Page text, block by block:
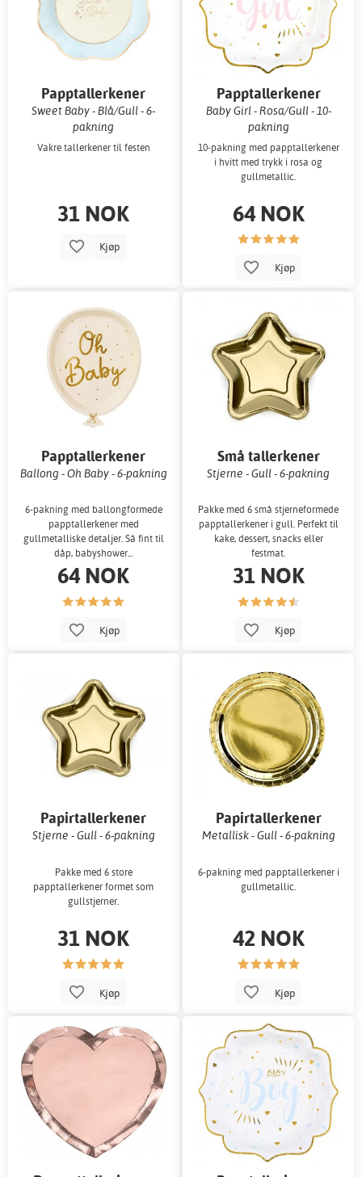
Papptallerkener
Sweet Baby - Blå/Gull - 6-
pakning
Vakre tallerkener til festen
31 NOK
Kjøp
Papptallerkener
Baby Girl - Rosa/Gull - 10-
pakning
10-pakning med papptallerkener
i hvitt med trykk i rosa og
gullmetallic.
64 NOK
Kjøp
Papptallerkener
Ballong - Oh Baby - 6-pakning
6-pakning med ballongformede
papptallerkener med
gullmetalliske detaljer. Så fint til
dåp, babyshower...
64 NOK
Kjøp
Små tallerkener
Stjerne - Gull - 6-pakning
Pakke med 6 små stjerneformede
papptallerkener i gull. Perfekt til
kake, dessert, snacks eller
festmat.
31 NOK
Kjøp
Papirtallerkener
Stjerne - Gull - 6-pakning
Pakke med 6 store
papptallerkener formet som
gullstjerner.
31 NOK
Kjøp
Papirtallerkener
Metallisk - Gull - 6-pakning
6-pakning med papptallerkener i
gullmetallic.
42 NOK
Kjøp